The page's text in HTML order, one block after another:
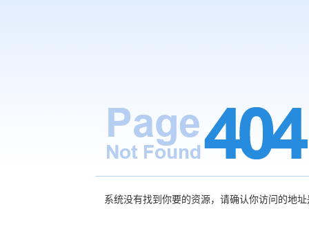
系统没有找到你要的资源，请确认你访问的地